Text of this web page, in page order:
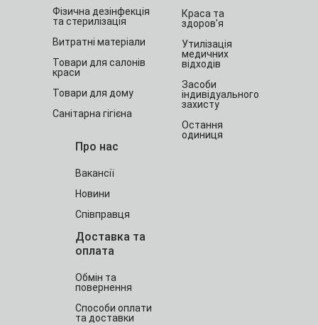
Фізична дезінфекція
та стерилізація
Витратні матеріали
Товари для салонів
краси
Товари для дому
Санітарна гігієна
Краса та
здоров'я
Утилізація
медичних
відходів
Засоби
індивідуального
захисту
Остання
одиниця
Про нас
Вакансії
Новини
Співправця
Доставка та
оплата
Обмін та
повернення
Способи оплати
та доставки